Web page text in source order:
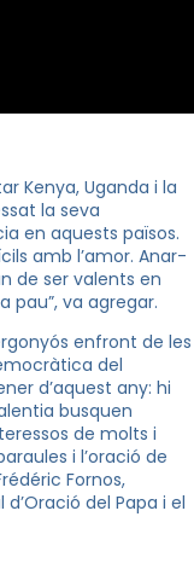
Kenya, Uganda i la
la seva
en aquests països.
amb l’amor. Anar-
de ser valents en
pau”, va agregar.
enfront de les
del
d’aquest any: hi
busquen
de molts i
i l’oració de
Fornos,
del Papa i el